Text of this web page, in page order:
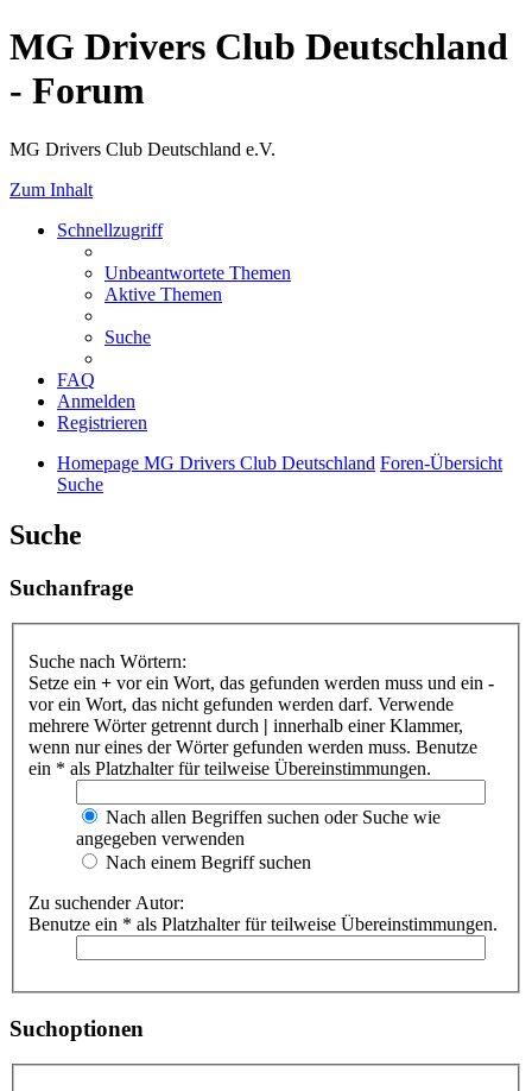
MG Drivers Club Deutschland
- Forum
MG Drivers Club Deutschland e.V.
Zum Inhalt
Schnellzugriff
Unbeantwortete Themen
Aktive Themen
Suche
FAQ
Anmelden
Registrieren
Homepage MG Drivers Club Deutschland Foren-Übersicht
Suche
Suche
Suchanfrage
Suche nach Wörtern:
Setze ein + vor ein Wort, das gefunden werden muss und ein -
vor ein Wort, das nicht gefunden werden darf. Verwende
mehrere Wörter getrennt durch | innerhalb einer Klammer,
wenn nur eines der Wörter gefunden werden muss. Benutze
ein * als Platzhalter für teilweise Übereinstimmungen.
Nach allen Begriffen suchen oder Suche wie
angegeben verwenden
Nach einem Begriff suchen
Zu suchender Autor:
Benutze ein * als Platzhalter für teilweise Übereinstimmungen.
Suchoptionen